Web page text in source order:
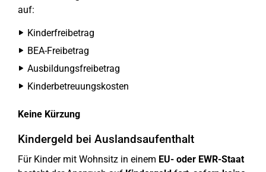
auf:
Kinderfreibetrag
BEA-Freibetrag
Ausbildungsfreibetrag
Kinderbetreuungskosten
Keine Kürzung
Kindergeld bei Auslandsaufenthalt
Für Kinder mit Wohnsitz in einem EU- oder EWR-Staat